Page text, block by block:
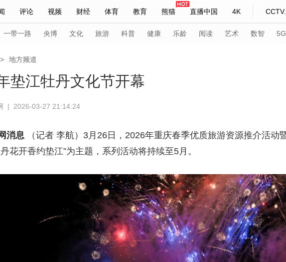
评论 视频 财经 体育 教育 熊猫 直播中国 4K
中国领导人 央视快评 习式妙语 热解读 天天学习
节目单 听音 微视频 主持人 下载央视影音
Монгол
一带一路 央博 文化 旅游 科普 健康 乐龄 阅读 艺术 数智 5G
播+ 热解读 天天学习 习式妙语 央视快评 央视网评 光华锐评 锋面
小央直播 直播中国 熊猫频道 VR/AR 4K专区
快看 蓝海中国 新兵请入列 人生第一次 人生第二次
2026年冬奥会 CBA NBA 中超 国足 国际足球
生活体育大会 体育江湖 文化体育 冰雪道路 足球道路
一带一路 央博 非遗 文化 旅游 科普 健康
云顶对话 云起 超级工厂 智敬中国 全民健康 颜选攻略
> 地方频道
垫江牡丹文化节开幕
| 2026-03-27 21:14:24
消息
（记者 李航）3月26日，2026年重庆春季优质旅游资源推介活
花开香约垫江”为主题，系列活动将持续至5月。